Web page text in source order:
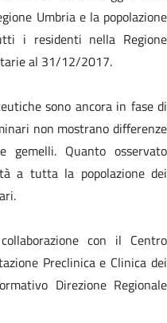
Umbria e la popolazione
i residenti nella Regione
al 31/12/2017.
sono ancora in fase di
non mostrano differenze
Quanto osservato
a tutta la popolazione dei
con il Centro
Preclinica e Clinica dei
Direzione Regionale